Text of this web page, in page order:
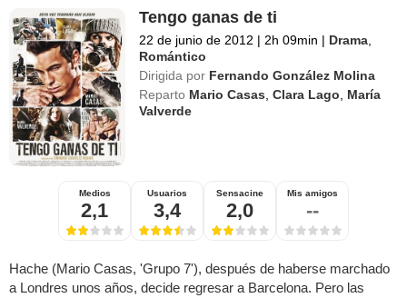
Tengo ganas de ti
22 de junio de 2012 | 2h 09min | Drama,
Romántico
Dirigida por Fernando González Molina
Reparto Mario Casas,Clara Lago, María
Valverde
Medios
2,1
Usuarios
3,4
Sensacine
2,0
Mis amigos
--
Hache (Mario Casas, 'Grupo 7'), después de haberse marchado
a Londres unos años, decide regresar a Barcelona. Pero las